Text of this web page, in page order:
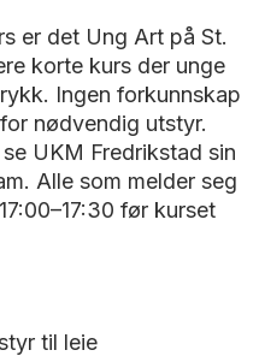
er det Ung Art på St.
korte kurs der unge
Ingen forkunnskap
nødvendig utstyr.
UKM Fredrikstad sin
Alle som melder seg
før kurset
til leie